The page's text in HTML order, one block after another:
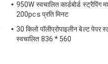
950W स्वचालित कार्डबोर्ड स्ट्रैपिंग
200pcs प्रति मिनट
30 किलो पॉलीप्रोपाइलीन बेल्ट पेपर
स्वचालित 836 * 560